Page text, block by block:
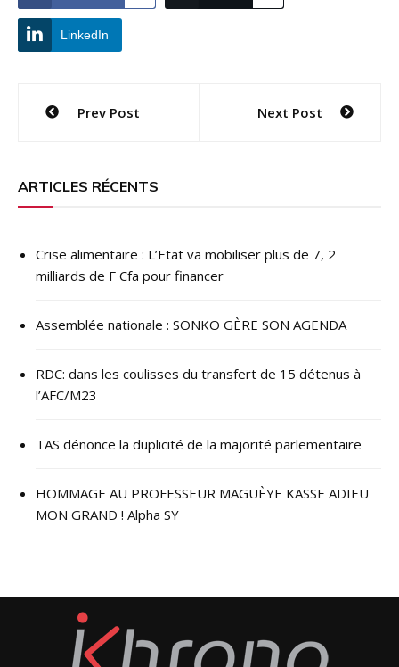
LinkedIn
Navigation
l’article
Prev Post Next Post
ARTICLES RÉCENTS
Crise alimentaire : L’Etat va mobiliser plus de 7, 2
milliards de F Cfa pour financer
Assemblée nationale : SONKO GÈRE SON AGENDA
RDC: dans les coulisses du transfert de 15 détenus à
l’AFC/M23
TAS dénonce la duplicité de la majorité parlementaire
HOMMAGE AU PROFESSEUR MAGUÈYE KASSE ADIEU
MON GRAND ! Alpha SY